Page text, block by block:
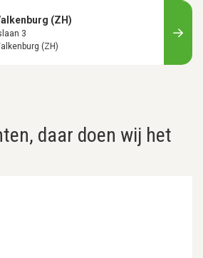
(ZH)
3
(ZH)
daar doen wij het